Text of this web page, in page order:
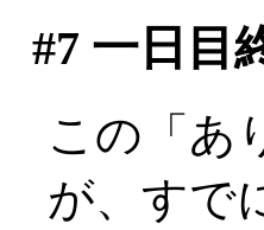
#7 一日目
この「あ
が、すで